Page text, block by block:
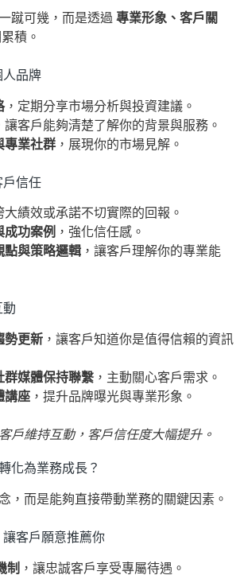
蹴可幾，而是透過 專業形象、客戶關
積。
人品牌
，定期分享市場分析與投資建議。
讓客戶能夠清楚了解你的背景與服務。
專業社群 ，展現你的市場見解。
戶信任
大績效或承諾不切實際的回報。
成功案例 ，強化信任感。
點與策略邏輯 ，讓客戶理解你的專業能
動
勢更新 ，讓客戶知道你是值得信賴的資訊
媒體保持聯繫 ，主動關心客戶需求。
講座 ，提升品牌曝光與專業形象。
戶維持互動，客戶信任度大幅提升。
化為業務成長？
，而是能夠直接帶動業務的關鍵因素。
客戶願意推薦你
制 ，讓忠誠客戶享受專屬待遇。